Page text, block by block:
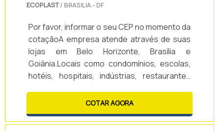
ECOPLAST/ BRASILIA - DF
Por favor, informar o seu CEP no momento da
cotaçãoA empresa atende através de suas
lojas em Belo Horizonte, Brasília e
Goiânia.Locais como condomínios, escolas,
hotéis, hospitais, indústrias, restaurantes
plástico para condomínio.O contentor
plástico possui o corpo e a tampa fabricados
em polietileno de alta densidade, aditivado
COTAR AGORA